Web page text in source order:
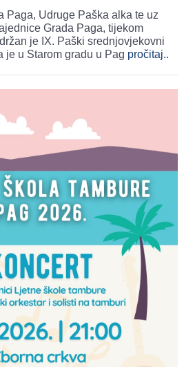
Paga, Udruge Paška alka te uz
Grada Paga, tijekom
je IX. Paški srednjovjekovni
je u Starom gradu u Pag pročitaj..